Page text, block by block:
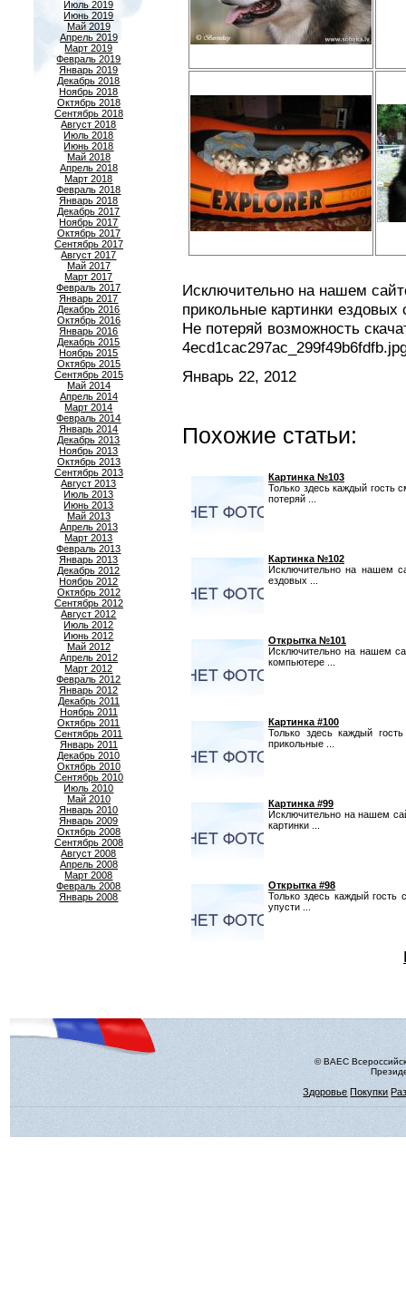
Июль 2019
Июнь 2019
Май 2019
Апрель 2019
Март 2019
Февраль 2019
Январь 2019
Декабрь 2018
Ноябрь 2018
Октябрь 2018
Сентябрь 2018
Август 2018
Июль 2018
Июнь 2018
Май 2018
Апрель 2018
Март 2018
Февраль 2018
Январь 2018
Декабрь 2017
Ноябрь 2017
Октябрь 2017
Сентябрь 2017
Август 2017
Май 2017
Март 2017
Февраль 2017
Январь 2017
Декабрь 2016
Октябрь 2016
Январь 2016
Декабрь 2015
Ноябрь 2015
Октябрь 2015
Сентябрь 2015
Май 2014
Апрель 2014
Март 2014
Февраль 2014
Январь 2014
Декабрь 2013
Ноябрь 2013
Октябрь 2013
Сентябрь 2013
Август 2013
Июль 2013
Июнь 2013
Май 2013
Апрель 2013
Март 2013
Февраль 2013
Январь 2013
Декабрь 2012
Ноябрь 2012
Октябрь 2012
Сентябрь 2012
Август 2012
Июль 2012
Июнь 2012
Май 2012
Апрель 2012
Март 2012
Февраль 2012
Январь 2012
Декабрь 2011
Ноябрь 2011
Октябрь 2011
Сентябрь 2011
Январь 2011
Декабрь 2010
Октябрь 2010
Сентябрь 2010
Июль 2010
Май 2010
Январь 2010
Январь 2009
Октябрь 2008
Сентябрь 2008
Август 2008
Апрель 2008
Март 2008
Февраль 2008
Январь 2008
Исключительно на нашем
прикольные картинки ездовых
Не потеряй возможность
Январь 22, 2012
Похожие статьи:
Картинка №103
Только здесь каждый гость
потеряй ...
Картинка №102
Исключительно на нашем
ездовых ...
Открытка №101
Исключительно на нашем
компьютере ...
Картинка #100
Только здесь каждый
прикольные ...
Картинка #99
Исключительно на нашем
картинки ...
Открытка #98
Только здесь каждый гость
упусти ...
© ВАЕС
Здоровье Покупки